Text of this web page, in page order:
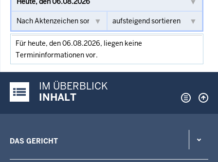
Für heute, den 06.08.2026, liegen keine
Termininformationen vor.
Justiz-Portal im Überblick:
IM ÜBERBLICK
INHALT
DAS GERICHT